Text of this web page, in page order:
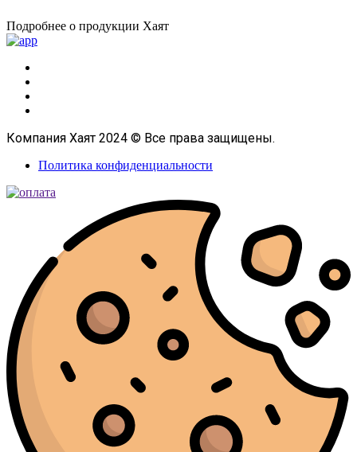
Подробнее о продукции Хаят
Компания Хаят 2024 © Все права защищены.
Политика конфиденциальности